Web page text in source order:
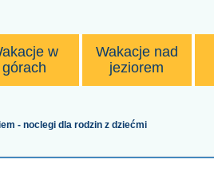
w
górach
Wakacje nad
jeziorem
- noclegi dla rodzin z dziećmi